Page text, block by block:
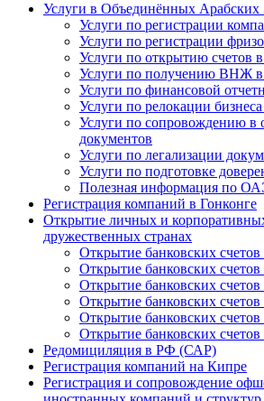
Услуги в Объединённых Арабских
Услуги по регистрации
Услуги по регистрации
Услуги по открытию счетов
Услуги по получению ВНЖ
Услуги по финансовой
Услуги по релокации
Услуги по сопровождению в
документов
Услуги по легализации
Услуги по подготовке
Полезная информация по
Регистрация компаний в Гонконге
Открытие личных и
дружественных странах
Открытие банковских
Открытие банковских счетов
Открытие банковских
Открытие банковских
Открытие банковских
Открытие банковских
Редомициляция в РФ (САР)
Регистрация компаний на Кипре
Регистрация и сопровождение